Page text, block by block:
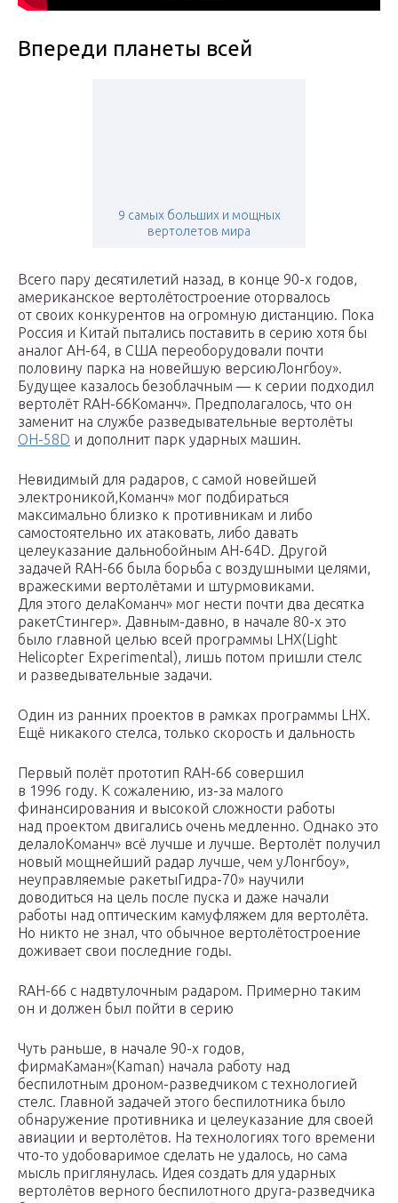
Впереди планеты всей
9 самых больших и мощных
вертолетов мира
Всего пару десятилетий назад, в конце 90-х годов,
американское вертолётостроение оторвалось
от своих конкурентов на огромную дистанцию. Пока
Россия и Китай пытались поставить в серию хотя бы
аналог АН-64, в США переоборудовали почти
половину парка на новейшую версиюЛонгбоу».
Будущее казалось безоблачным — к серии подходил
вертолёт RAH-66Команч». Предполагалось, что он
заменит на службе разведывательные вертолёты
OH-58D и дополнит парк ударных машин.
Невидимый для радаров, с самой новейшей
электроникой,Команч» мог подбираться
максимально близко к противникам и либо
самостоятельно их атаковать, либо давать
целеуказание дальнобойным АН-64D. Другой
задачей RAH-66 была борьба с воздушными целями,
вражескими вертолётами и штурмовиками.
Для этого делаКоманч» мог нести почти два десятка
ракетСтингер». Давным-давно, в начале 80-х это
было главной целью всей программы LHX(Light
Helicopter Experimental), лишь потом пришли стелс
и разведывательные задачи.
Один из ранних проектов в рамках программы LHX.
Ещё никакого стелса, только скорость и дальность
Первый полёт прототип RAH-66 совершил
в 1996 году. К сожалению, из-за малого
финансирования и высокой сложности работы
над проектом двигались очень медленно. Однако это
делалоКоманч» всё лучше и лучше. Вертолёт получил
новый мощнейший радар лучше, чем уЛонгбоу»,
неуправляемые ракетыГидра-70» научили
доводиться на цель после пуска и даже начали
работы над оптическим камуфляжем для вертолёта.
Но никто не знал, что обычное вертолётостроение
доживает свои последние годы.
RAH-66 с надвтулочным радаром. Примерно таким
он и должен был пойти в серию
Чуть раньше, в начале 90-х годов,
фирмаКаман»(Kaman) начала работу над
беспилотным дроном-разведчиком с технологией
стелс. Главной задачей этого беспилотника было
обнаружение противника и целеуказание для своей
авиации и вертолётов. На технологиях того времени
что-то удобоваримое сделать не удалось, но сама
мысль приглянулась. Идея создать для ударных
вертолётов верного беспилотного друга-разведчика